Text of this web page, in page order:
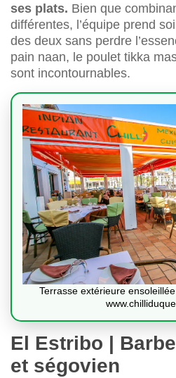
ses plats. Bien que
différentes, l’équipe prend
des deux sans perdre
pain naan, le poulet tikka
sont incontournables.
Terrasse extérieure
El Estribo |
et ségovien